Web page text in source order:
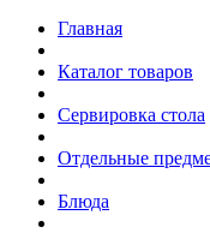
Главная
Каталог товаров
Сервировка стола
Отдельные
Блюда